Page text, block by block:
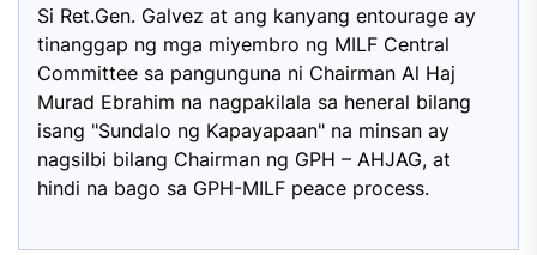
Si Ret.Gen. Galvez at ang kanyang entourage ay
tinanggap ng mga miyembro ng MILF Central
Committee sa pangunguna ni Chairman Al Haj
Murad Ebrahim na nagpakilala sa heneral bilang
isang "Sundalo ng Kapayapaan" na minsan ay
nagsilbi bilang Chairman ng GPH – AHJAG, at
hindi na bago sa GPH-MILF peace process.